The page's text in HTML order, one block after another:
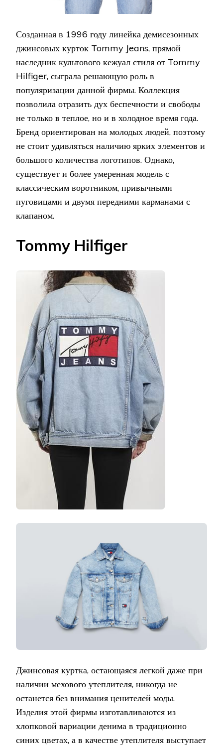
Созданная в 1996 году линейка демисезонных
джинсовых курток Tommy Jeans, прямой
наследник культового кежуал стиля от Tommy
Hilfiger, сыграла решающую роль в
популяризации данной фирмы. Коллекция
позволила отразить дух беспечности и свободы
не только в теплое, но и в холодное время года.
Бренд ориентирован на молодых людей, поэтому
не стоит удивляться наличию ярких элементов и
большого количества логотипов. Однако,
существует и более умеренная модель с
классическим воротником, привычными
пуговицами и двумя передними карманами с
клапаном.
Tommy Hilfiger
Джинсовая куртка, остающаяся легкой даже при
наличии мехового утеплителя, никогда не
останется без внимания ценителей моды.
Изделия этой фирмы изготавливаются из
хлопковой вариации денима в традиционно
синих цветах, а в качестве утеплителя выступает